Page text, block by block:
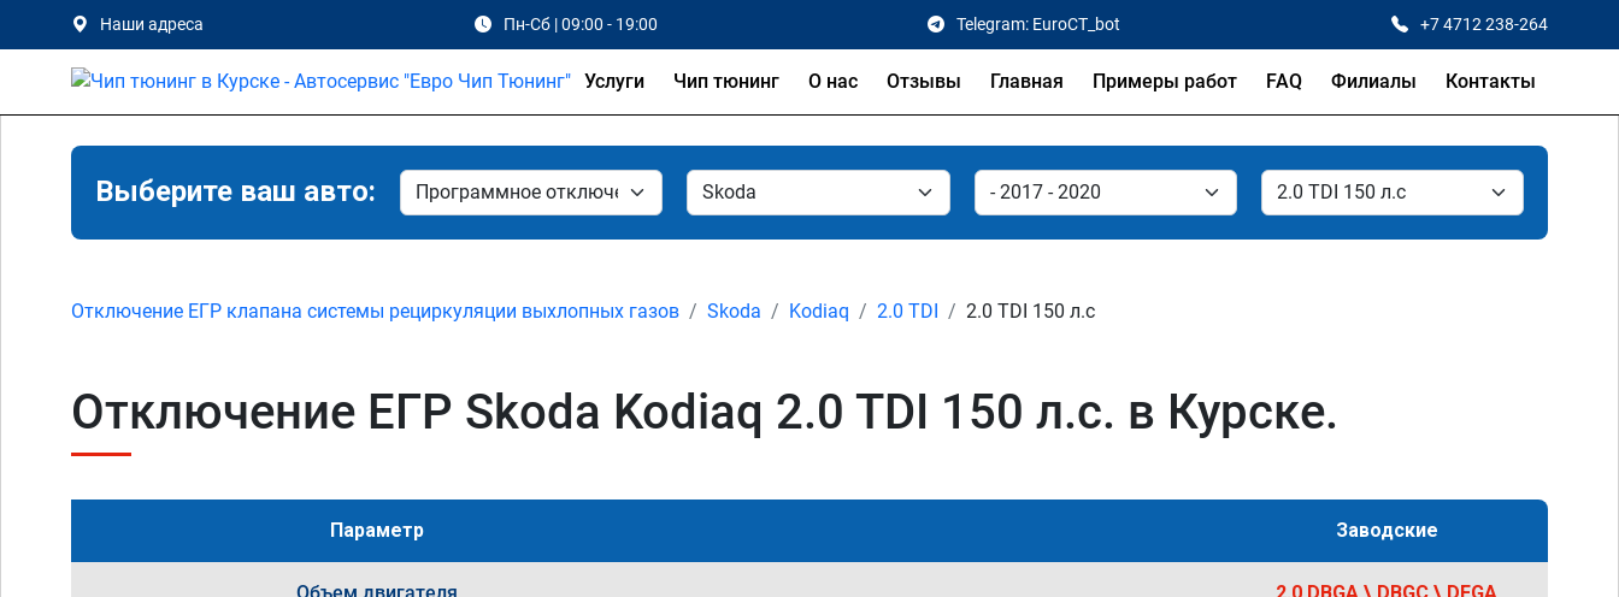
Наши адреса Пн-Сб | 09:00 - 19:00 Telegram: EuroCT_bot +7 4712 238-264
Услуги Чип тюнинг О нас Отзывы Главная Примеры работ FAQ Филиалы Контакты
Выберите ваш авто:
Отключение ЕГР клапана системы рециркуляции выхлопных газов Skoda Kodiaq 2.0 TDI 2.0 TDI 150 л.с
Отключение ЕГР Skoda Kodiaq 2.0 TDI 150 л.с. в Курске.
Параметр Заводские